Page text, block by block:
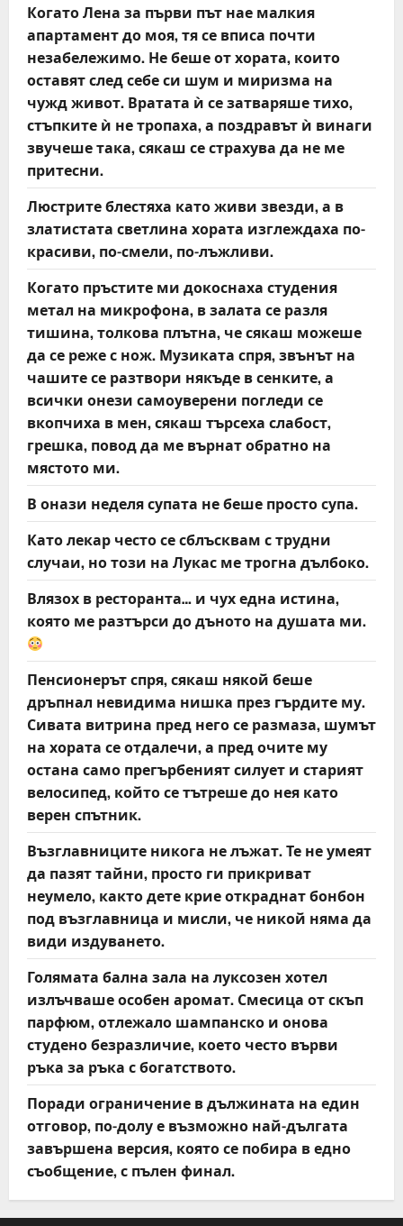
Когато Лена за първи път нае малкия
апартамент до моя, тя се вписа почти
незабележимо. Не беше от хората, които
оставят след себе си шум и миризма на
чужд живот. Вратата ѝ се затваряше тихо,
стъпките ѝ не тропаха, а поздравът ѝ винаги
звучеше така, сякаш се страхува да не ме
притесни.
Люстрите блестяха като живи звезди, а в
златистата светлина хората изглеждаха по-
красиви, по-смели, по-лъжливи.
Когато пръстите ми докоснаха студения
метал на микрофона, в залата се разля
тишина, толкова плътна, че сякаш можеше
да се реже с нож. Музиката спря, звънът на
чашите се разтвори някъде в сенките, а
всички онези самоуверени погледи се
вкопчиха в мен, сякаш търсеха слабост,
грешка, повод да ме върнат обратно на
мястото ми.
В онази неделя супата не беше просто супа.
Като лекар често се сблъсквам с трудни
случаи, но този на Лукас ме трогна дълбоко.
Влязох в ресторанта… и чух една истина,
която ме разтърси до дъното на душата ми.
Пенсионерът спря, сякаш някой беше
дръпнал невидима нишка през гърдите му.
Сивата витрина пред него се размаза, шумът
на хората се отдалечи, а пред очите му
остана само прегърбеният силует и старият
велосипед, който се тътреше до нея като
верен спътник.
Възглавниците никога не лъжат. Те не умеят
да пазят тайни, просто ги прикриват
неумело, както дете крие откраднат бонбон
под възглавница и мисли, че никой няма да
види издуването.
Голямата бална зала на луксозен хотел
излъчваше особен аромат. Смесица от скъп
парфюм, отлежало шампанско и онова
студено безразличие, което често върви
ръка за ръка с богатството.
Поради ограничение в дължината на един
отговор, по-долу е възможно най-дългата
завършена версия, която се побира в едно
съобщение, с пълен финал.